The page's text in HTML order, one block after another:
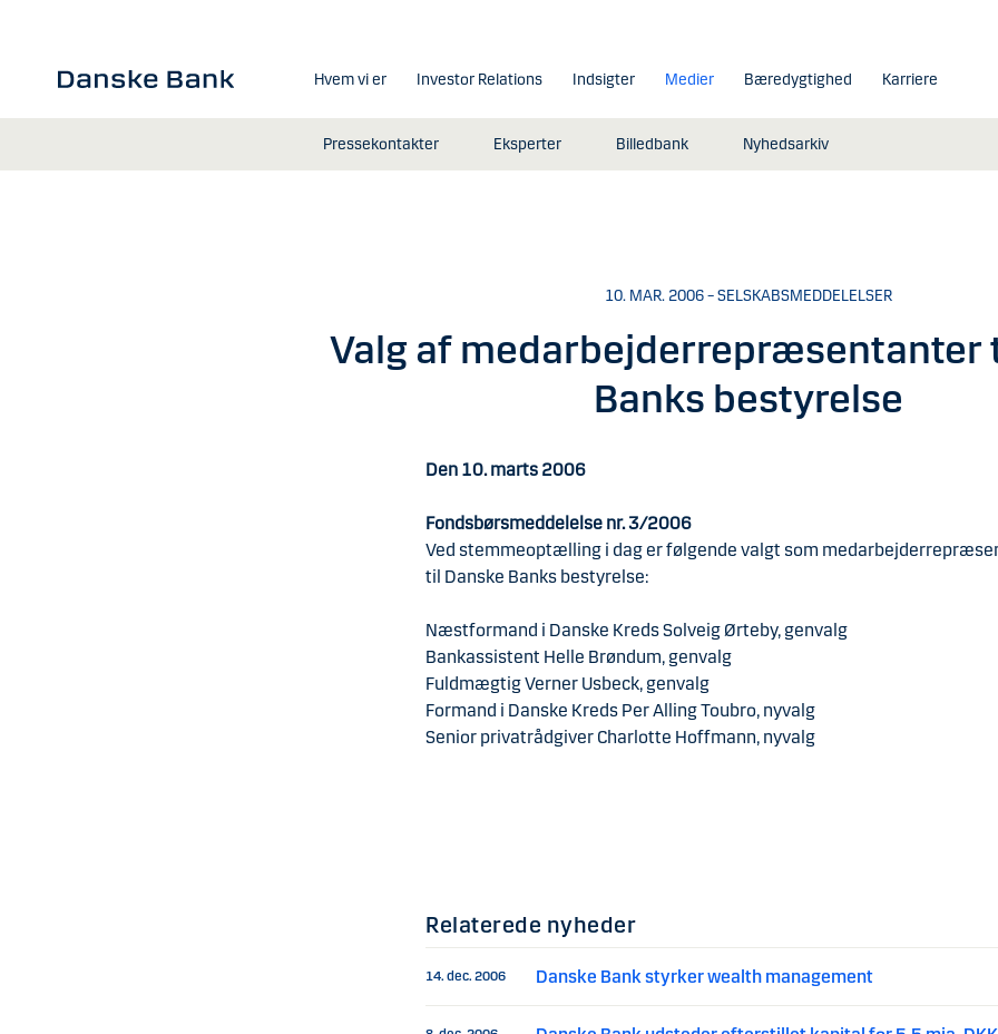
Hvem vi er Investor Relations Indsigter Medier
Pressekontakter Eksperter Billedbank Nyhedsarkiv
Bæredygtighed Karriere
10. MAR. 2006 – SELSKABSMEDDELELSER
Valg af medarbejderrepræsentanter
Banks bestyrelse
Den 10. marts 2006
Fondsbørsmeddelelse nr. 3/2006
Ved stemmeoptælling i dag er følgende valgt som
til Danske Banks bestyrelse:
Næstformand i Danske Kreds Solveig Ørteby, genvalg
Bankassistent Helle Brøndum, genvalg
Fuldmægtig Verner Usbeck, genvalg
Formand i Danske Kreds Per Alling Toubro, nyvalg
Senior privatrådgiver Charlotte Hoffmann, nyvalg
Relaterede nyheder
14. dec. 2006 Danske Bank styrker wealth management